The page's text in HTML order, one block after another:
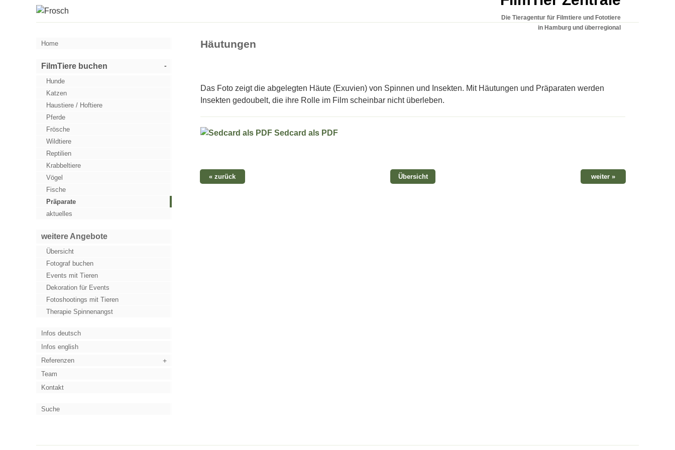
Die Tieragentur für Filmtiere und Fototiere
in Hamburg und überregional
Home
FilmTiere buchen
Hunde
Katzen
Haustiere / Hoftiere
Pferde
Frösche
Wildtiere
Reptilien
Krabbeltiere
Vögel
Fische
Präparate
aktuelles
weitere Angebote
Übersicht
Fotograf buchen
Events mit Tieren
Dekoration für Events
Fotoshootings mit Tieren
Therapie Spinnenangst
Infos deutsch
Infos english
Referenzen
Team
Kontakt
Suche
Häutungen
Das Foto zeigt die abgelegten Häute (Exuvien) von Spinnen und Insekten. Mit Häutungen und Präparaten werden
Insekten gedoubelt, die ihre Rolle im Film scheinbar nicht überleben.
Sedcard als PDF
« zurück weiter »
Übersicht